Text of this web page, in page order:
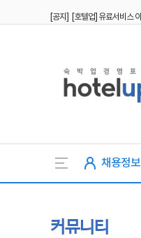
채용정보
커뮤니티